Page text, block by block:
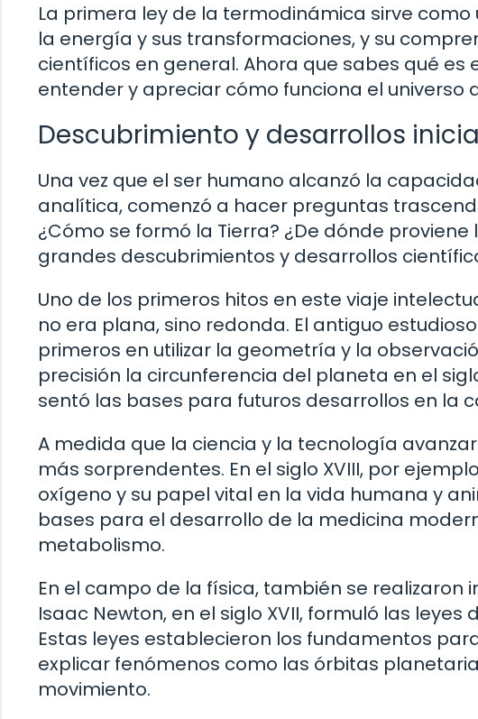
La primera ley de la termodinámica sirve
la energía y sus transformaciones, y su
científicos en general. Ahora que sabes qué
entender y apreciar cómo funciona el universo
Descubrimiento y desarrollos
Una vez que el ser humano alcanzó la
analítica, comenzó a hacer preguntas
¿Cómo se formó la Tierra? ¿De dónde
grandes descubrimientos y desarrollos
Uno de los primeros hitos en este viaje
no era plana, sino redonda. El antiguo
primeros en utilizar la geometría y la
precisión la circunferencia del planeta en el
sentó las bases para futuros desarrollos en la
A medida que la ciencia y la tecnología
más sorprendentes. En el siglo XVIII, por
oxígeno y su papel vital en la vida humana y
bases para el desarrollo de la medicina
metabolismo.
En el campo de la física, también se
Isaac Newton, en el siglo XVII, formuló las
Estas leyes establecieron los fundamentos
explicar fenómenos como las órbitas
movimiento.